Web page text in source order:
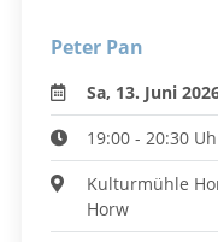
Peter Pan
Sa, 13. Juni
19:00 - 20:30
Kulturmühle
Horw